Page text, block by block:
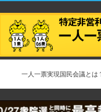
一人一票実現国民会議とは